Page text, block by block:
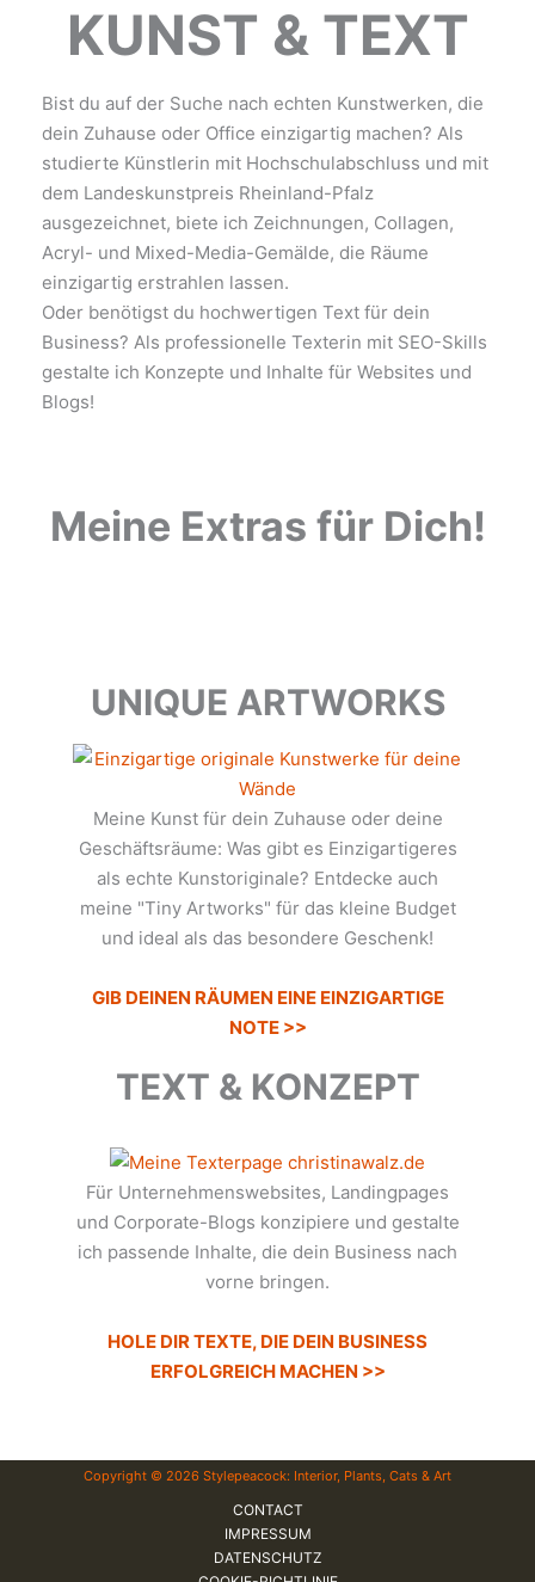
KUNST & TEXT
Bist du auf der Suche nach echten Kunstwerken, die
dein Zuhause oder Office einzigartig machen? Als
studierte Künstlerin mit Hochschulabschluss und mit
dem Landeskunstpreis Rheinland-Pfalz
ausgezeichnet, biete ich Zeichnungen, Collagen,
Acryl- und Mixed-Media-Gemälde, die Räume
einzigartig erstrahlen lassen.
Oder benötigst du hochwertigen Text für dein
Business? Als professionelle Texterin mit SEO-Skills
gestalte ich Konzepte und Inhalte für Websites und
Blogs!
Meine Extras für Dich!
UNIQUE ARTWORKS
Meine Kunst für dein Zuhause oder deine
Geschäftsräume: Was gibt es Einzigartigeres
als echte Kunstoriginale? Entdecke auch
meine "Tiny Artworks" für das kleine Budget
und ideal als das besondere Geschenk!
GIB DEINEN RÄUMEN EINE EINZIGARTIGE
NOTE >>
TEXT & KONZEPT
Für Unternehmenswebsites, Landingpages
und Corporate-Blogs konzipiere und gestalte
ich passende Inhalte, die dein Business nach
vorne bringen.
HOLE DIR TEXTE, DIE DEIN BUSINESS
ERFOLGREICH MACHEN >>
Copyright © 2026 Stylepeacock: Interior, Plants, Cats & Art
CONTACT
IMPRESSUM
DATENSCHUTZ